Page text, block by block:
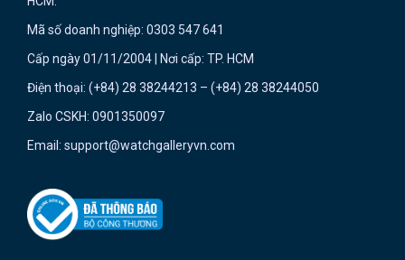
Mã số doanh nghiệp: 0303 547 641
Cấp ngày 01/11/2004 | Nơi cấp: TP. HCM
Điện thoại: (+84) 28 38244213 – (+84) 28 38244050
Zalo CSKH: 0901350097
Email: support@watchgalleryvn.com